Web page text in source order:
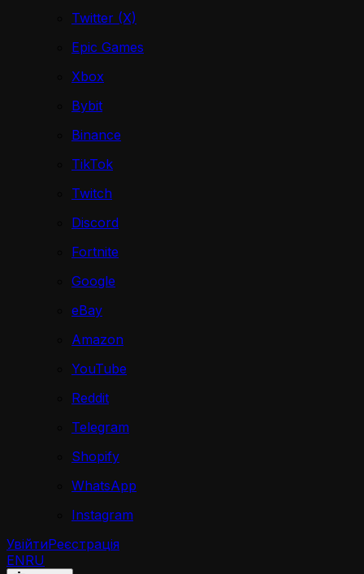
Twitter (X)
Epic Games
Xbox
Bybit
Binance
TikTok
Twitch
Discord
Fortnite
Google
eBay
Amazon
YouTube
Reddit
Telegram
Shopify
WhatsApp
Instagram
УвійтиРеєстрація
ENRU